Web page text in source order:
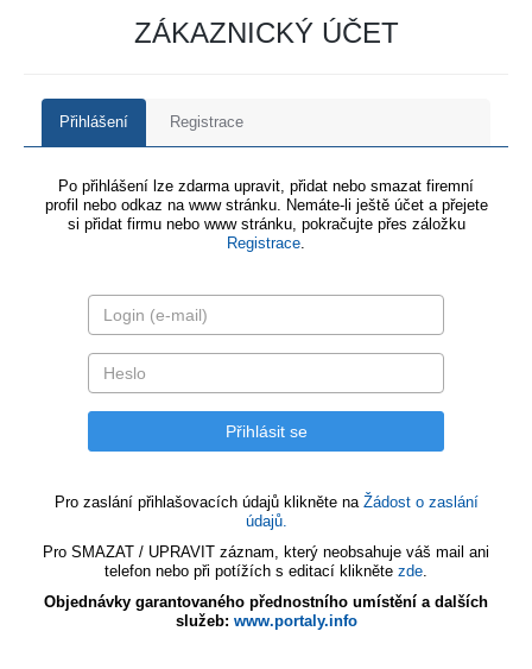
ZÁKAZNICKÝ ÚČET
Přihlášení Registrace
Po přihlášení lze zdarma upravit, přidat nebo smazat firemní
profil nebo odkaz na www stránku. Nemáte-li ještě účet a přejete
si přidat firmu nebo www stránku, pokračujte přes záložku
Registrace.
Pro zaslání přihlašovacích údajů klikněte na Žádost o zaslání
údajů.
Pro SMAZAT / UPRAVIT záznam, který neobsahuje váš mail ani
telefon nebo při potížích s editací klikněte zde.
Objednávky garantovaného přednostního umístění a dalších
služeb: www.portaly.info